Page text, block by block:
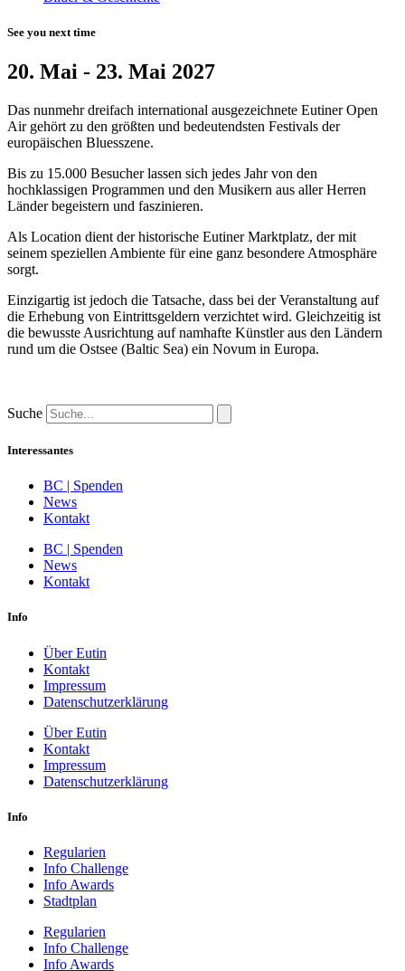
See you next time
20. Mai - 23. Mai 2027
Das nunmehr dreifach international ausgezeichnete Eutiner Open
Air gehört zu den größten und bedeutendsten Festivals der
europäischen Bluesszene.
Bis zu 15.000 Besucher lassen sich jedes Jahr von den
hochklassigen Programmen und den Musikern aus aller Herren
Länder begeistern und faszinieren.
Als Location dient der historische Eutiner Marktplatz, der mit
seinem speziellen Ambiente für eine ganz besondere Atmosphäre
sorgt.
Einzigartig ist jedoch die Tatsache, dass bei der Veranstaltung auf
die Erhebung von Eintrittsgeldern verzichtet wird. Gleichzeitig ist
die bewusste Ausrichtung auf namhafte Künstler aus den Ländern
rund um die Ostsee (Baltic Sea) ein Novum in Europa.
Suche
Interessantes
BC | Spenden
News
Kontakt
BC | Spenden
News
Kontakt
Info
Über Eutin
Kontakt
Impressum
Datenschutzerklärung
Über Eutin
Kontakt
Impressum
Datenschutzerklärung
Info
Regularien
Info Challenge
Info Awards
Stadtplan
Regularien
Info Challenge
Info Awards